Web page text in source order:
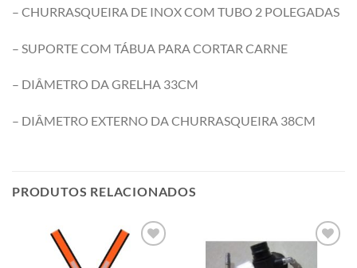
– CHURRASQUEIRA DE INOX COM TUBO 2 POLEGADAS
– SUPORTE COM TÁBUA PARA CORTAR CARNE
– DIÂMETRO DA GRELHA 33CM
– DIÂMETRO EXTERNO DA CHURRASQUEIRA 38CM
PRODUTOS RELACIONADOS